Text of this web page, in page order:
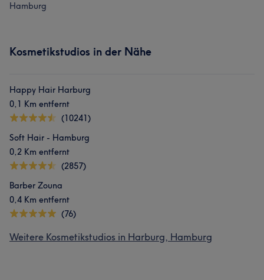
Hamburg
Kosmetikstudios in der Nähe
Happy Hair Harburg
0,1 Km entfernt
(10241)
Soft Hair - Hamburg
0,2 Km entfernt
(2857)
Barber Zouna
0,4 Km entfernt
(76)
Weitere Kosmetikstudios in Harburg, Hamburg